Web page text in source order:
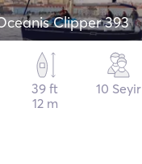
Clipper 393
39 ft
12 m
10 Seyir